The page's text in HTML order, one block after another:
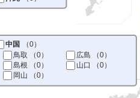
中国
（0）
鳥取 （0）
島根 （0）
岡山 （0）
広島 （0）
山口
（0）